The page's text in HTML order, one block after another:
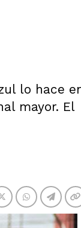
lo hace
mayor. El